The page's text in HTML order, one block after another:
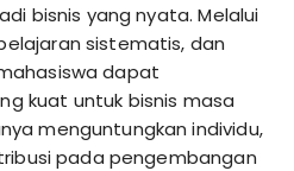
bisnis yang nyata. Melalui
sistematis, dan
dapat
kuat untuk bisnis masa
menguntungkan individu,
pada pengembangan